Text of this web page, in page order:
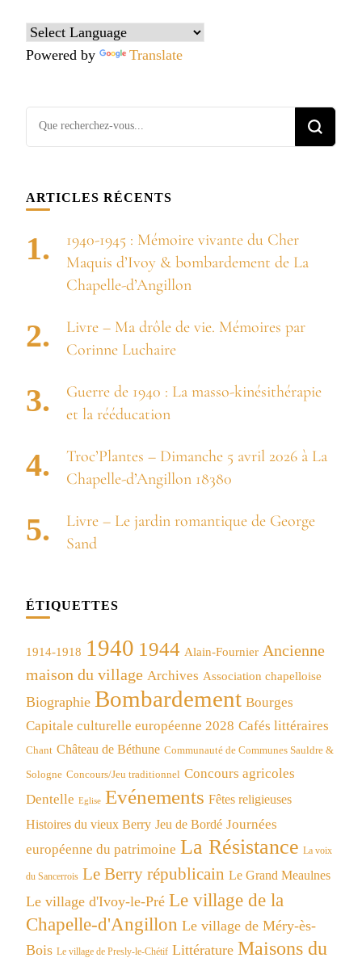
Powered by Translate
Vous
ARTICLES RÉCENTS
1940-1945 : Mémoire vivante du Cher
Maquis d’Ivoy & bombardement de La
Chapelle-d’Angillon
Livre – Ma drôle de vie. Mémoires par
Corinne Luchaire
Guerre de 1940 : La masso-kinésithérapie
et la rééducation
Troc’Plantes – Dimanche 5 avril 2026 à La
Chapelle-d’Angillon 18380
Livre – Le jardin romantique de George
Sand
ÉTIQUETTES
1914-1918 1940 1944 Alain-Fournier Ancienne
maison du village Archives Association chapelloise
Biographie Bombardement Bourges
Capitale culturelle européenne 2028 Cafés littéraires
Chant Château de Béthune Communauté de Communes Sauldre &
Sologne Concours/Jeu traditionnel Concours agricoles
Dentelle Eglise Evénements Fêtes religieuses
Histoires du vieux Berry Jeu de Bordé Journées
européenne du patrimoine La Résistance La voix
du Sancerrois Le Berry républicain Le Grand Meaulnes
Le village d'Ivoy-le-Pré Le village de la
Chapelle-d'Angillon Le village de Méry-ès-
Bois Le village de Presly-le-Chétif Littérature Maisons du